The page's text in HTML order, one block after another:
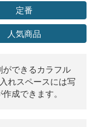
定番
人気商品
ができるカラフル
れスペースには写
成できます。